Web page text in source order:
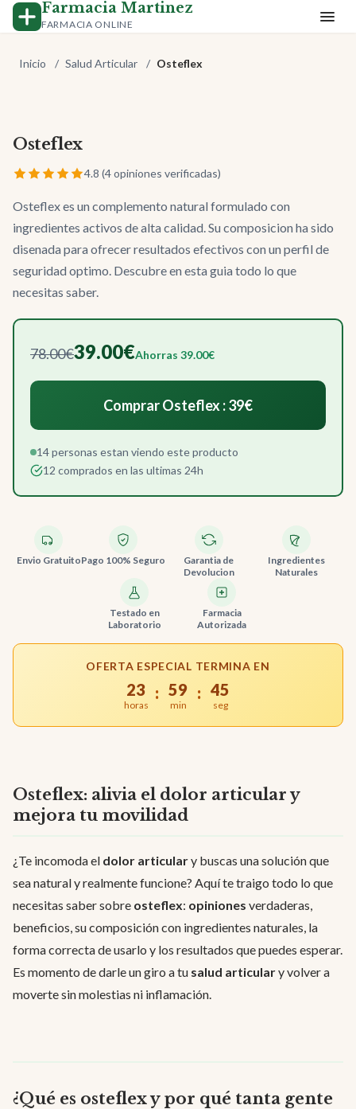
Farmacia Martinez
FARMACIA ONLINE
Inicio / Salud Articular / Osteflex
-50%
Osteflex
4.8 (4 opiniones verificadas)
Osteflex es un complemento natural formulado con
ingredientes activos de alta calidad. Su composicion ha sido
disenada para ofrecer resultados efectivos con un perfil de
seguridad optimo. Descubre en esta guia todo lo que
necesitas saber.
78.00€39.00€Ahorras 39.00€
Comprar Osteflex : 39€
14 personas estan viendo este producto
12 comprados en las ultimas 24h
Envio GratuitoPago 100% Seguro
Garantia de
Devolucion
Ingredientes
Naturales
Testado en
Laboratorio
Farmacia
Autorizada
OFERTA ESPECIAL TERMINA EN
23
horas
: 59
min
: 44
seg
Osteflex: alivia el dolor articular y
mejora tu movilidad
¿Te incomoda el dolor articulary buscas una solución que
sea natural y realmente funcione? Aquí te traigo todo lo que
necesitas saber sobre osteflex: opiniones verdaderas,
beneficios, su composición con ingredientes naturales, la
forma correcta de usarlo y los resultados que puedes esperar.
Es momento de darle un giro a tu salud articulary volver a
moverte sin molestias ni inflamación.
¿Qué es osteflex y por qué tanta gente